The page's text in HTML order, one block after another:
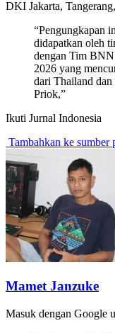
DKI Jakarta,
“Pengungkapan
didapatkan oleh
dengan Tim
2026 yang
dari Thailand
Priok,”
Ikuti Jurnal Indonesia
Tambahkan ke
Mamet Janzuke
Masuk dengan Google